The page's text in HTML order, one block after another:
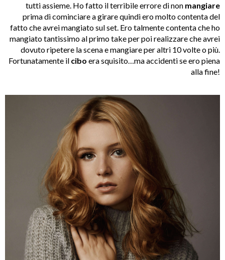
tutti assieme. Ho fatto il terribile errore di non mangiare
prima di cominciare a girare quindi ero molto contenta del
fatto che avrei mangiato sul set. Ero talmente contenta che ho
mangiato tantissimo al primo take per poi realizzare che avrei
dovuto ripetere la scena e mangiare per altri 10 volte o più.
Fortunatamente il cibo era squisito…ma accidenti se ero piena
alla fine!